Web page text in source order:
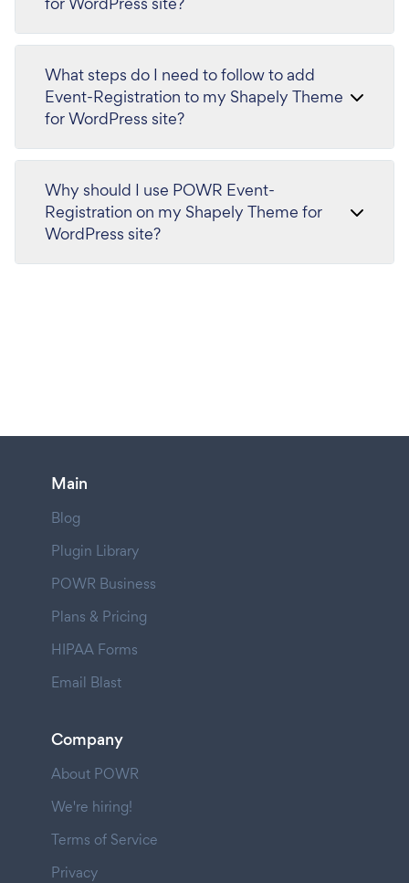
What steps do I need to follow to add
Event-Registration to my Shapely Theme
for WordPress site?
Why should I use POWR Event-
Registration on my Shapely Theme for
WordPress site?
Main
Blog
Plugin Library
POWR Business
Plans & Pricing
HIPAA Forms
Email Blast
Company
About POWR
We're hiring!
Terms of Service
Privacy